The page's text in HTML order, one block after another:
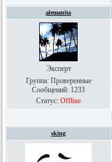
alemanita
Эксперт
Группа: Проверенные
Сообщений: 1233
Статус: Offline
sking